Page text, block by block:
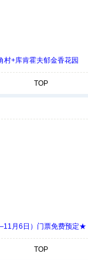
+库肯霍夫郁金香花园
TOP
月6日）门票免费预定★
TOP